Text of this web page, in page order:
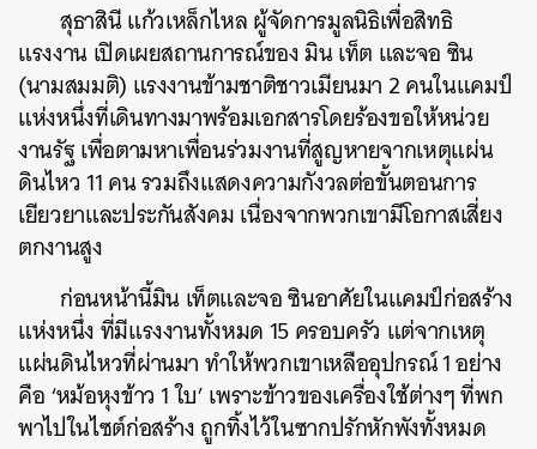
สุธาสินี แก้วเหล็กไหล ผู้จัดการมูลนิธิเพื่อสิทธิ
แรงงาน เปิดเผยสถานการณ์ของ มิน เท็ต และจอ ซิน
(นามสมมติ) แรงงานข้ามชาติชาวเมียนมา 2 คนในแคมป์
แห่งหนึ่งที่เดินทางมาพร้อมเอกสารโดยร้องขอให้หน่วย
งานรัฐ เพื่อตามหาเพื่อนร่วมงานที่สูญหายจากเหตุแผ่น
ดินไหว 11 คน รวมถึงแสดงความกังวลต่อขั้นตอนการ
เยียวยาและประกันสังคม เนื่องจากพวกเขามีโอกาสเสี่ยง
ตกงานสูง
ก่อนหน้านี้มิน เท็ตและจอ ซินอาศัยในแคมป์ก่อสร้าง
แห่งหนึ่ง ที่มีแรงงานทั้งหมด 15 ครอบครัว แต่จากเหตุ
แผ่นดินไหวที่ผ่านมา ทำให้พวกเขาเหลืออุปกรณ์ 1 อย่าง
คือ ‘หม้อหุงข้าว 1 ใบ’ เพราะข้าวของเครื่องใช้ต่างๆ ที่พก
พาไปในไซต์ก่อสร้าง ถูกทิ้งไว้ในซากปรักหักพังทั้งหมด